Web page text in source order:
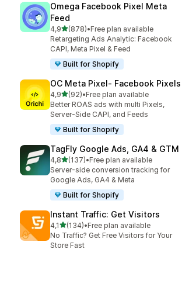
Omega Facebook Pixel Meta
Feed
4,9av 5 stjerner
(878)
Totalt 878 omtaler
•Free plan available
Retargeting Ads Analytic: Facebook
CAPI, Meta Pixel & Feed
Built for Shopify
OC Meta Pixel‑ Facebook Pixels
4,9av 5 stjerner
(92)
Totalt 92 omtaler
•Free plan available
Better ROAS ads with multi Pixels,
Server-Side CAPI, and Feeds
Built for Shopify
TagFly Google Ads, GA4 & GTM
4,8av 5 stjerner
(137)
Totalt 137 omtaler
•Free plan available
Server-side conversion tracking for
Google Ads, GA4 & Meta
Built for Shopify
Instant Traffic: Get Visitors
4,1av 5 stjerner
(134)
Totalt 134 omtaler
•Free plan available
No Traffic? Get Free Visitors for Your
Store Fast